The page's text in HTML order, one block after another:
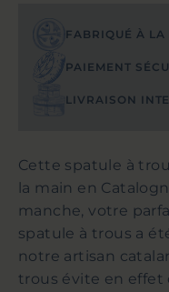
FABRIQUÉ À LA
PAIEMENT
LIVRAISON
Cette spatule à
la main en
manche, votre
spatule à trous a
notre artisan
trous évite en effet